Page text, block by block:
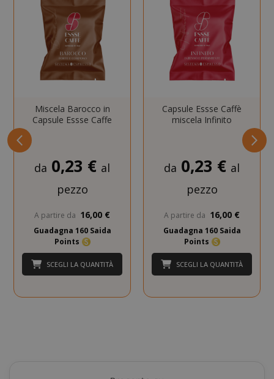
Miscela Barocco in
Capsule Essse Caffe
da 0,23 € al
pezzo
A partire da 16,00 €
Guadagna 160 Saida
Points
SCEGLI LA QUANTITÀ
Capsule Essse Caffè
miscela Infinito
da 0,23 € al
pezzo
A partire da 16,00 €
Guadagna 160 Saida
Points
SCEGLI LA QUANTITÀ
SADEVSESSID
_GRECAPTCHA
mage-cache-sessid